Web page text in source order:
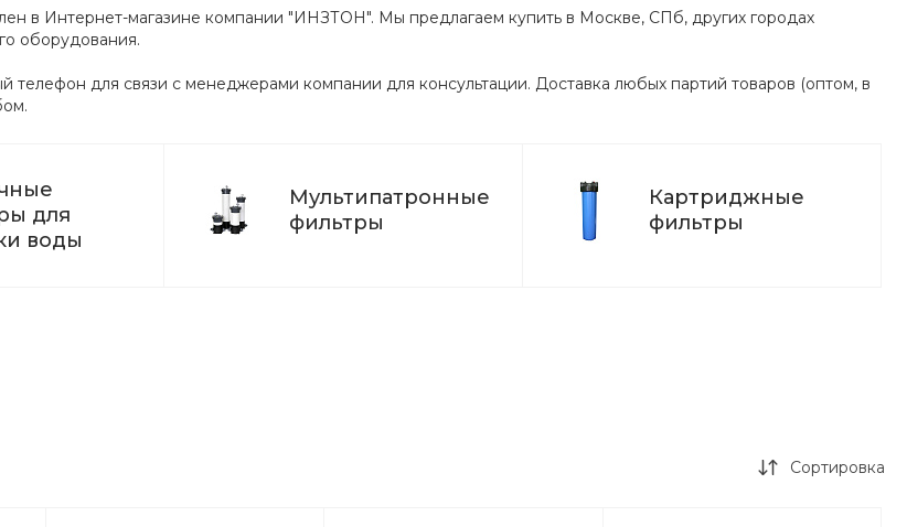
в Интернет-магазине компании "ИНЗТОН". Мы предлагаем купить в Москве, СПб, других городах
оборудования.
телефон для связи с менеджерами компании для консультации. Доставка любых партий товаров (оптом, в
для
воды
Мультипатронные
фильтры
Картриджные
фильтры
Сортировка